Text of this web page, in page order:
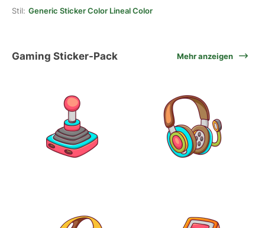
Stil: Generic Sticker Color Lineal Color
Gaming Sticker-Pack Mehr anzeigen